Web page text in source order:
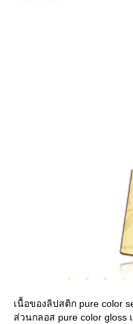
เนื้อของลิปสติก pure color
ส่วนกลอส pure color gloss